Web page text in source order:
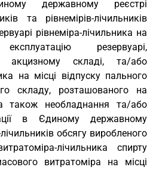
державному реєстрі
та рівнемірів-лічильників
рівнеміра-лічильника на
резервуарі,
акцизному складі, та/або
на місці відпуску пального
складу, розташованого на
також необладнання та/або
в Єдиному державному
обсягу виробленого
лічильника спирту
витратоміра на місці